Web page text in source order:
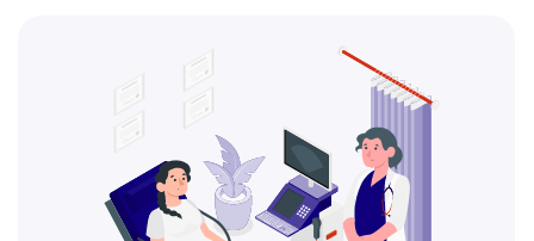
Метод ультразвуковой диагностики,
который используется для оценки
кровотока в сосудах.